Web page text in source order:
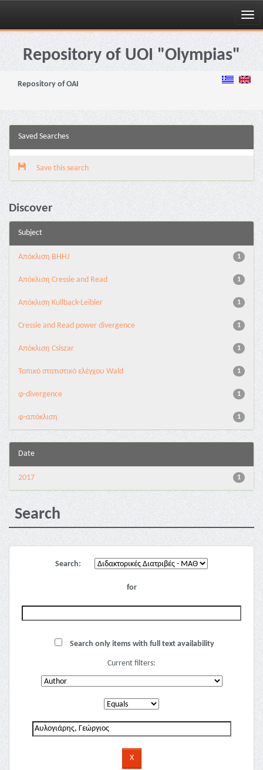
Skip
navigationRepository of UOI "Olympias"
Repository of OAI
Saved Searches
Save this search
Discover
Subject
1
Aπόκλιση BHHJ
1
Aπόκλιση Cressie and Read
1
Aπόκλιση Kullback-Leibler
1
Cressie and Read power divergence
1
Απόκλιση Csiszar
1
Τοπικό στατιστικό ελέγχου Wald
1
φ-divergence
1
φ-απόκλιση
Date
1
2017
Search
Search:
for
Search only items with full text availability
Current filters: